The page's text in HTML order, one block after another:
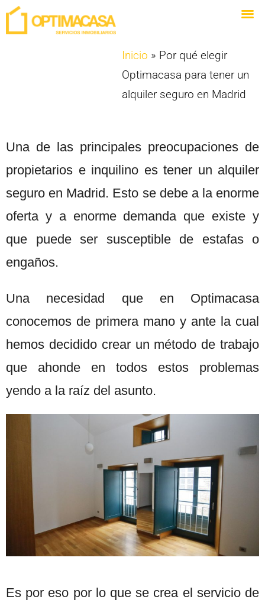
Inicio » Por qué elegir
Optimacasa para tener un
alquiler seguro en Madrid
Una de las principales preocupaciones de
propietarios e inquilino es tener un alquiler
seguro en Madrid. Esto se debe a la enorme
oferta y a enorme demanda que existe y
que puede ser susceptible de estafas o
engaños.
Una necesidad que en Optimacasa
conocemos de primera mano y ante la cual
hemos decidido crear un método de trabajo
que ahonde en todos estos problemas
yendo a la raíz del asunto.
Es por eso por lo que se crea el servicio de